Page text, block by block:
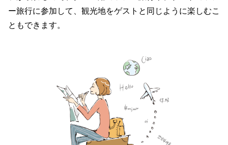
ー旅行に参加して、観光地をゲストと同じように楽しむこ
ともできます。